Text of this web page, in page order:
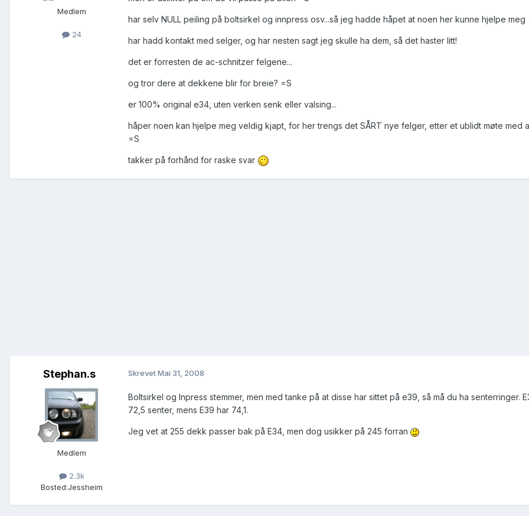
Medlem
24
har selv NULL peiling på boltsirkel og innpress osv...så jeg hadde håpet at noen her kunne hjelpe meg
har hadd kontakt med selger, og har nesten sagt jeg skulle ha dem, så det haster litt!
det er forresten de ac-schnitzer felgene...
og tror dere at dekkene blir for breie? =S
er 100% original e34, uten verken senk eller valsing...
håper noen kan hjelpe meg veldig kjapt, for her trengs det SÅRT nye felger, etter et ublidt møte med
=S
takker på forhånd for raske svar
Stephan.s
Medlem
2.3k
Bosted:Jessheim
SkrevetMai 31, 2008
Boltsirkel og Inpress stemmer, men med tanke på at disse har sittet på e39, så må du ha senterringer.
72,5 senter, mens E39 har 74,1.
Jeg vet at 255 dekk passer bak på E34, men dog usikker på 245 forran